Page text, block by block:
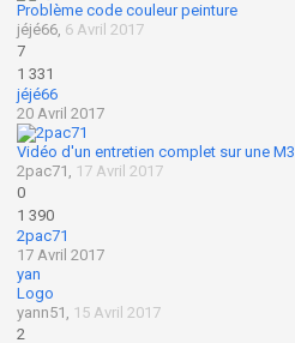
Problème code couleur peinture
jéjé66, 6 Avril 2017
7
1 331
jéjé66
20 Avril 2017
Vidéo d'un entretien complet sur une M3
2pac71 , 17 Avril 2017
0
1 390
2pac71
17 Avril 2017
yan
Logo
yann51 , 15 Avril 2017
2